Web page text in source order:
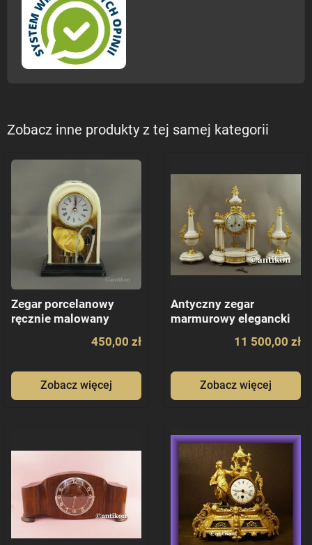
Zobacz inne produkty z tej samej kategorii
Zegar porcelanowy
ręcznie malowany
450,00 zł
Zobacz więcej
Antyczny zegar
marmurowy elegancki
11 500,00 zł
Zobacz więcej